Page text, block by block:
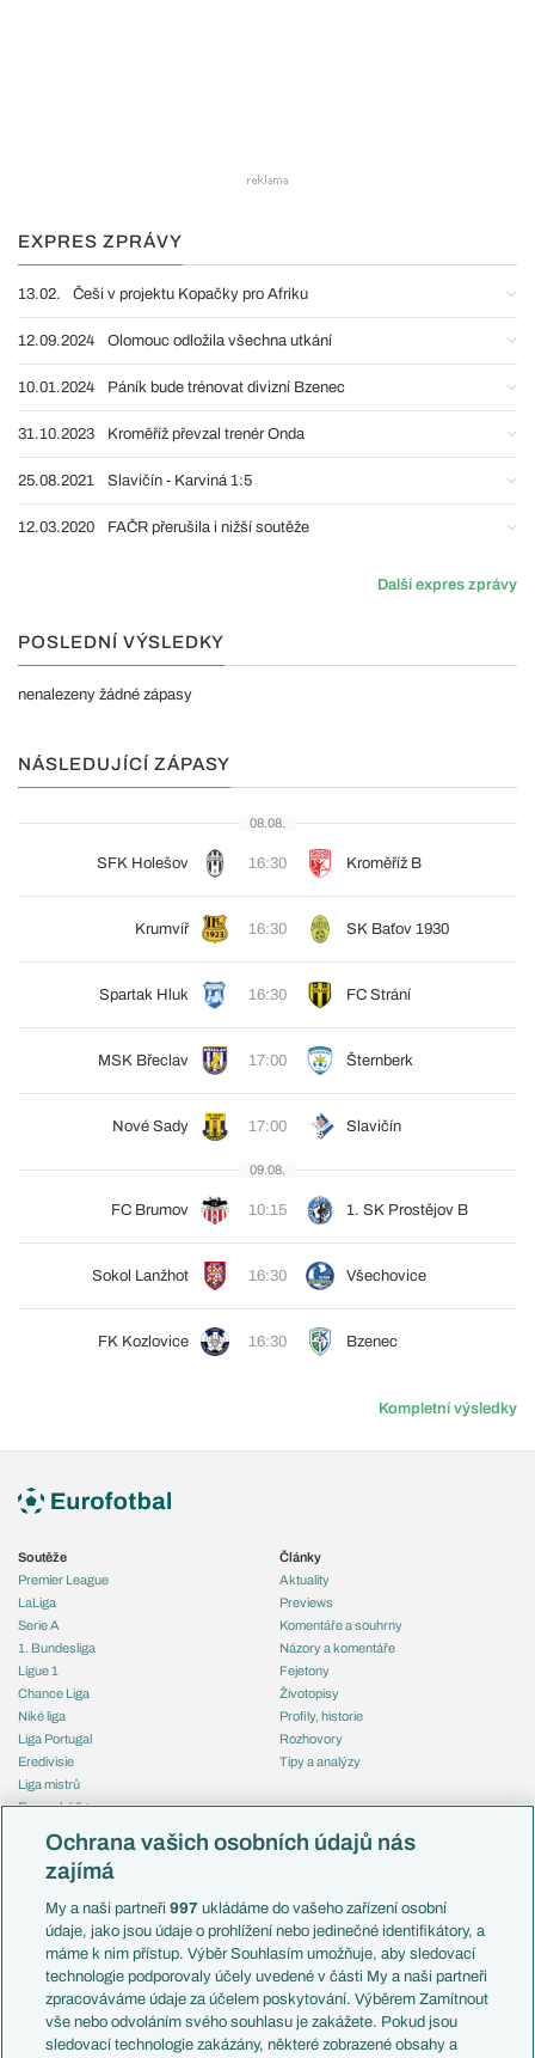
EXPRES ZPRÁVY
13.02. Češi v projektu Kopačky pro Afriku
12.09.2024 Olomouc odložila všechna utkání
10.01.2024 Páník bude trénovat divizní Bzenec
31.10.2023 Kroměříž převzal trenér Onda
25.08.2021 Slavičín - Karviná 1:5
12.03.2020 FAČR přerušila i nižší soutěže
Další expres zprávy
POSLEDNÍ VÝSLEDKY
nenalezeny žádné zápasy
NÁSLEDUJÍCÍ ZÁPASY
08.08.
SFK Holešov 16:30 Kroměříž B
Krumvíř 16:30 SK Baťov 1930
Spartak Hluk 16:30 FC Strání
MSK Břeclav 17:00 Šternberk
Nové Sady 17:00 Slavičín
09.08.
FC Brumov 10:15 1. SK Prostějov B
Sokol Lanžhot 16:30 Všechovice
FK Kozlovice 16:30 Bzenec
Kompletní výsledky
Soutěže
Premier League
LaLiga
Serie A
1. Bundesliga
Ligue 1
Chance Liga
Niké liga
Liga Portugal
Eredivisie
Liga mistrů
Evropská liga
Mistrovství světa
Liga národů
Témata
Představení týmů MS
EuroSkauting
PL v kostce
Evropské koeficienty
Přestupy
Články
Aktuality
Previews
Komentáře a souhrny
Názory a komentáře
Fejetony
Životopisy
Profily, historie
Rozhovory
Tipy a analýzy
Česko
Francie
Itálie
Německo
Španělsko
Argentina
Brazílie
Ochrana vašich osobních údajů nás
zajímá
My a naši partneři997 ukládáme do vašeho zařízení osobní
údaje, jako jsou údaje o prohlížení nebo jedinečné identifikátory, a
máme k nim přístup. Výběr Souhlasím umožňuje, aby sledovací
technologie podporovaly účely uvedené v části My a naši partneři
zpracováváme údaje za účelem poskytování. Výběrem Zamítnout
vše nebo odvoláním svého souhlasu je zakážete. Pokud jsou
sledovací technologie zakázány, některé zobrazené obsahy a